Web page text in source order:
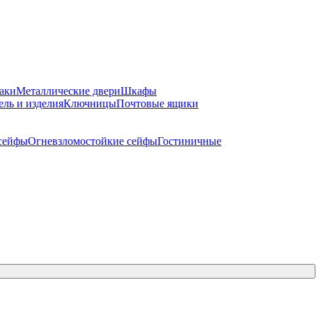
Металлические двериШкафы
и изделияКлючницыПочтовые ящики
Огневзломостойкие сейфыГостиничные